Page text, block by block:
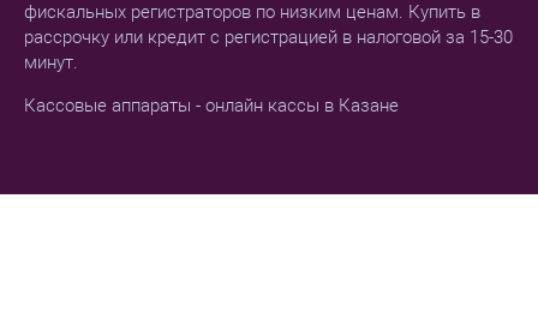
фискальных регистраторов по низким ценам. Купить в
рассрочку или кредит с регистрацией в налоговой за 15-30
минут.
Кассовые аппараты - онлайн кассы в Казане